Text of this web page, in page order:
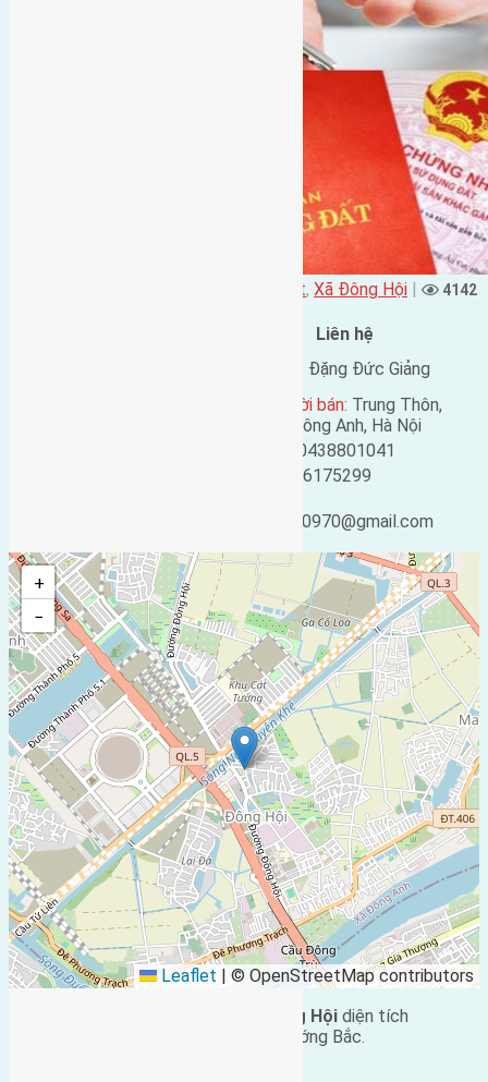
Nhà Đất, Xã Đông Hội |
4142
Liên hệ
Đặng Đức Giảng
Địa chỉ người bán: Trung Thôn,
Đông Hội, Đông Anh, Hà Nội
0438801041
0916175299
ducgiang090970@gmail.com
+
−
Leaflet | © OpenStreetMap contributors
Đông Hội diện tích
42m2(4×10,5). Đường vào 3m, vị trí hướng Bắc.